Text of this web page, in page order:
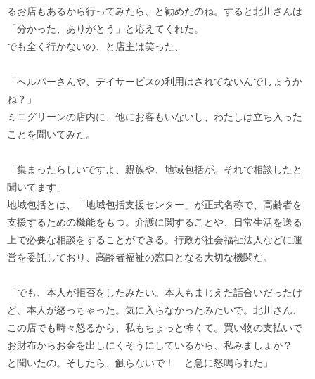
るお店もあるから行ってみたら、と勧めたのね。すると北川さんは
「分かった、ありがとう」と応えてくれた。
でも全く行かないの、と店主は笑った、
「へルパーさんや、デイサービスの利用はされてないんでしょうか
ね？」
ミニグリーンの店内に、他にお客もいないし、わたしは立ち入った
ことを聞いてみた。
「集まったらしいですよ、親族や、地域包括が。それで相談したと
聞いてます」
地域包括とは、「地域包括支援センター」が正式名称で、高齢者を
支援するための機能をもつ。介護に関することや、日常生活を送る
上で必要な相談をすることができる。行政が社会福祉法人などに運
営を委託しており、高齢者福祉の窓口となる大切な機関だ。
「でも、本人が拒否をしたみたい。本人もまじえた話合いだったけ
ど、本人が怒っちゃった。気に入らなかったみたいで。北川さん、
この店でも時々怒るから、私もちょっと怖くて。買い物の支払いで
お財布からお金を出しにくそうにしているから、私みましょか？
と聞いたの。そしたら、触らないで！ と急に怒鳴られた」